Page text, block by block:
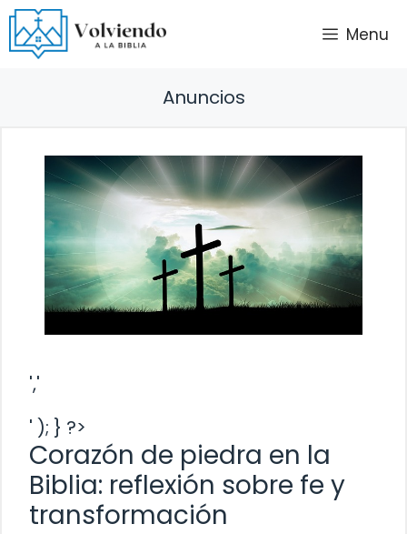
Saltar
al
contenido
Menu
Anuncios
','
' ); } ?>
Corazón de piedra en la
Biblia: reflexión sobre fe y
transformación